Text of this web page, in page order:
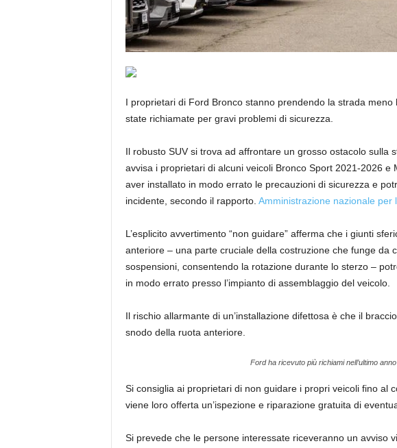
I proprietari di Ford Bronco stanno prendendo la strada
state richiamate per gravi problemi di sicurezza.
Il robusto SUV si trova ad affrontare un grosso ostacolo sulla
avvisa i proprietari di alcuni veicoli Bronco Sport 2021-2026 e
aver installato in modo errato le precauzioni di sicurezza e
incidente, secondo il rapporto. Amministrazione nazionale per
L’esplicito avvertimento “non guidare” afferma che i giunti
anteriore – una parte cruciale della costruzione che funge da
sospensioni, consentendo la rotazione durante lo sterzo –
in modo errato presso l’impianto di assemblaggio del veicolo.
Il rischio allarmante di un’installazione difettosa è che il
snodo della ruota anteriore.
Ford ha ricevuto più richiami nell’ultimo
Si consiglia ai proprietari di non guidare i propri veicoli fino al
viene loro offerta un’ispezione e riparazione gratuita di
Si prevede che le persone interessate riceveranno un avviso